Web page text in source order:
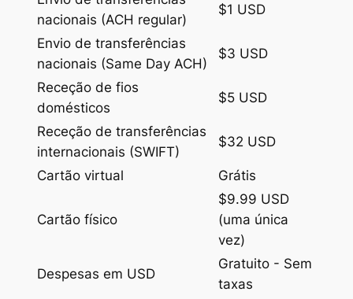
nacionais (ACH regular)
$1 USD
Envio de transferências
nacionais (Same Day ACH)
$3 USD
Receção de fios
domésticos
$5 USD
Receção de transferências
internacionais (SWIFT)
$32 USD
Cartão virtual Grátis
Cartão físico
$9.99 USD
(uma única
vez)
Despesas em USD
Gratuito - Sem
taxas